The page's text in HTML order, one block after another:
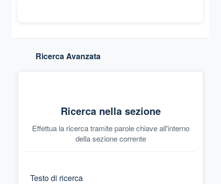
Ricerca Avanzata
Ricerca nella sezione
Effettua la ricerca tramite parole chiave all'interno
della sezione corrente
Testo di ricerca